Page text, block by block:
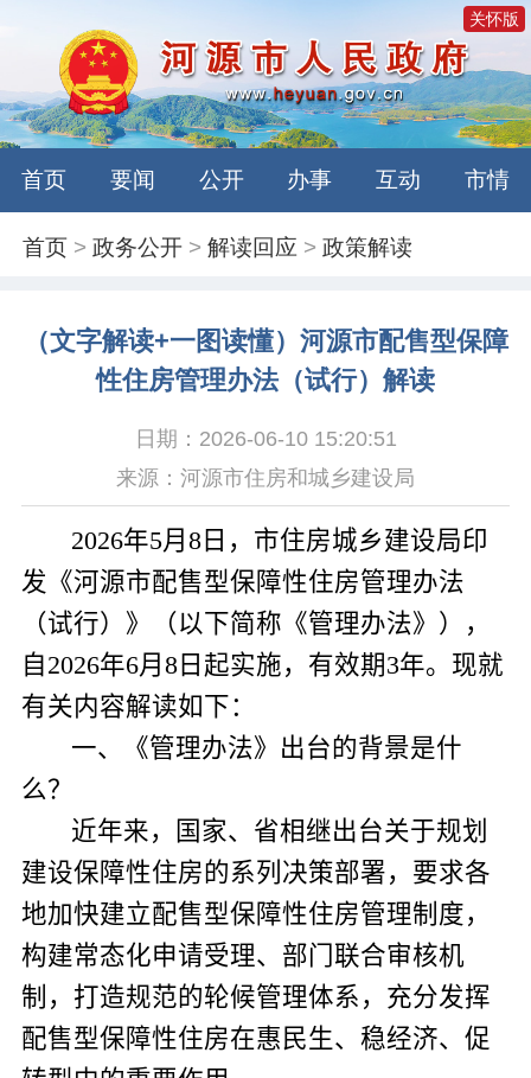
关怀版
首页 要闻 公开 办事 互动 市情
首页 >政务公开 >解读回应 >政策解读
（文字解读+一图读懂）河源市配售型保障
性住房管理办法（试行）解读
日期：2026-06-10 15:20:51
来源：河源市住房和城乡建设局
2026年5月8 日，市住房城乡建设局印
发《河源市配售型保障性住房管理办法
（试行）》
（以下简称《管理办法》）
，
自2026年6月 8日起实施，有效期3年。现就
有关内容解读如下：
一、《管理办法》出台的背景是什
么？
近年来，国家、省相继出台关于规划
建设保障性住房的系列决策部署，要求各
地加快建立配售型保障性住房管理制度，
构建常态化申请受理、部门联合审核机
制，打造规范的轮候管理体系，充分发挥
配售型保障性住房在惠民生、稳经济、促